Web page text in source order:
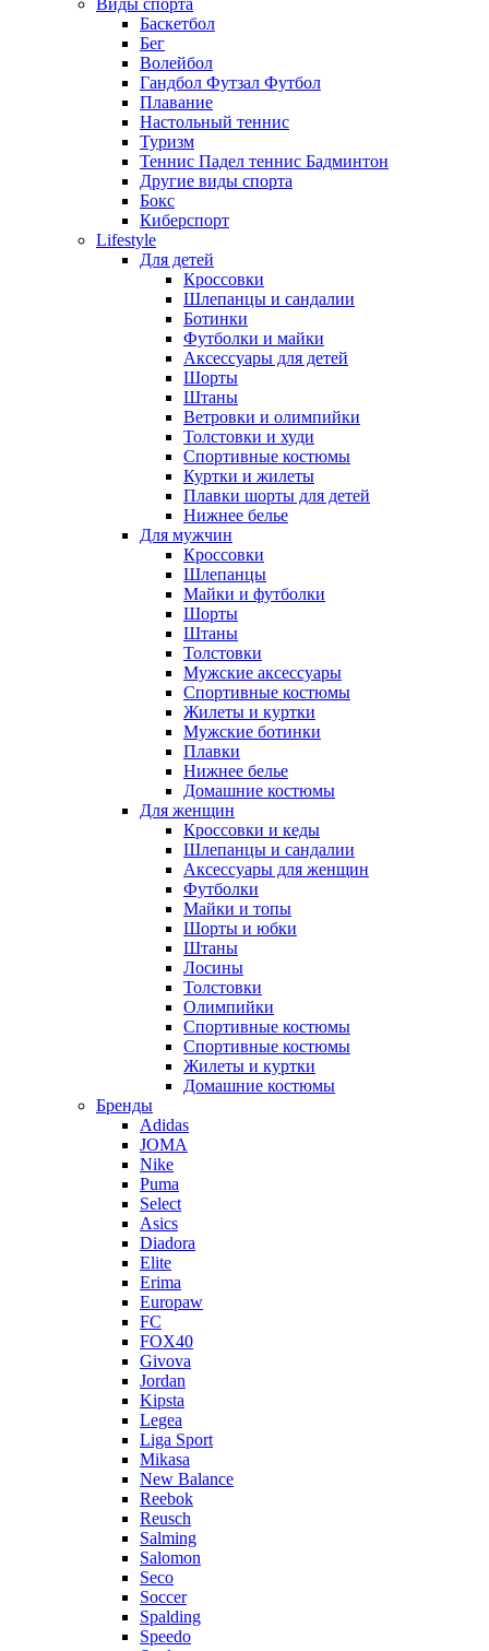
Виды спорта
Баскетбол
Бег
Волейбол
Гандбол Футзал Футбол
Плавание
Настольный теннис
Туризм
Теннис Падел теннис Бадминтон
Другие виды спорта
Бокс
Киберспорт
Lifestyle
Для детей
Кроссовки
Шлепанцы и сандалии
Ботинки
Футболки и майки
Аксессуары для детей
Шорты
Штаны
Ветровки и олимпийки
Толстовки и худи
Спортивные костюмы
Куртки и жилеты
Плавки шорты для детей
Нижнее белье
Для мужчин
Кроссовки
Шлепанцы
Майки и футболки
Шорты
Штаны
Толстовки
Мужские аксессуары
Спортивные костюмы
Жилеты и куртки
Мужские ботинки
Плавки
Нижнее белье
Домашние костюмы
Для женщин
Кроссовки и кеды
Шлепанцы и сандалии
Аксессуары для женщин
Футболки
Майки и топы
Шорты и юбки
Штаны
Лосины
Толстовки
Олимпийки
Спортивные костюмы
Спортивные костюмы
Жилеты и куртки
Домашние костюмы
Бренды
Adidas
JOMA
Nike
Puma
Select
Asics
Diadora
Elite
Erima
Europaw
FC
FOX40
Givova
Jordan
Kipsta
Legea
Liga Sport
Mikasa
New Balance
Reebok
Reusch
Salming
Salomon
Seco
Soccer
Spalding
Speedo